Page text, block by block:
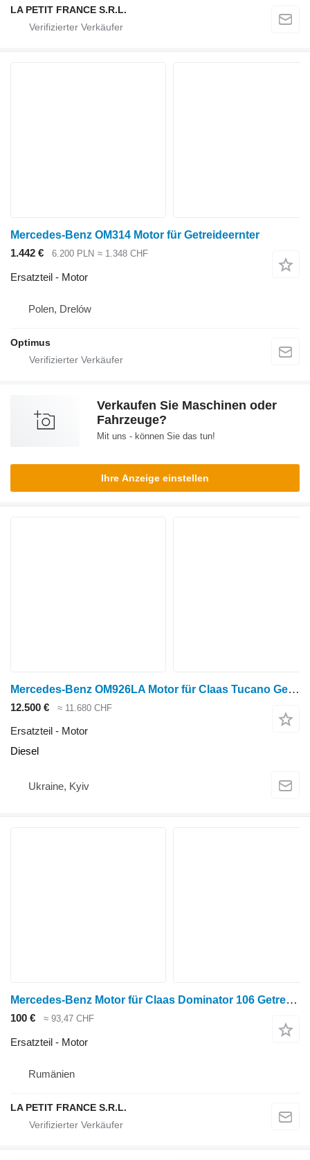
LA PETIT FRANCE S.R.L.
Mercedes-Benz OM314 Motor für Getreideernter
1.442 €
6.200 PLN ≈ 1.348 CHF
Ersatzteil - Motor
Polen, Drelów
Optimus
Verkaufen Sie Maschinen oder
Fahrzeuge?
Mit uns - können Sie das tun!
Ihre Anzeige einstellen
Mercedes-Benz OM926LA Motor für Claas Tucano Getreideernter
12.500 € ≈ 11.680 CHF
Ersatzteil - Motor
Diesel
Ukraine, Kyiv
Mercedes-Benz Motor für Claas Dominator 106 Getreideernter
100 € ≈ 93,47 CHF
Ersatzteil - Motor
Rumänien
LA PETIT FRANCE S.R.L.